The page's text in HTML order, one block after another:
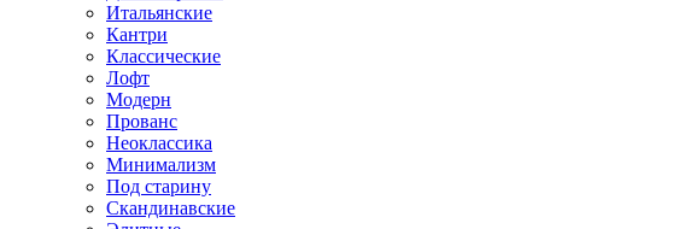
Итальянские
Кантри
Классические
Лофт
Модерн
Прованс
Неоклассика
Минимализм
Под старину
Скандинавские